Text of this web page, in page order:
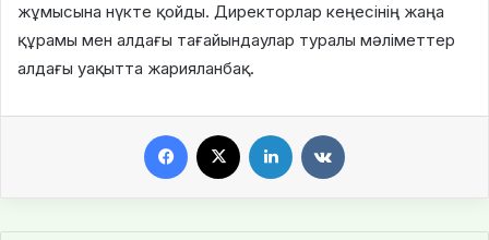
жұмысына нүкте қойды. Директорлар кеңесінің жаңа
құрамы мен алдағы тағайындаулар туралы мәліметтер
алдағы уақытта жарияланбақ.